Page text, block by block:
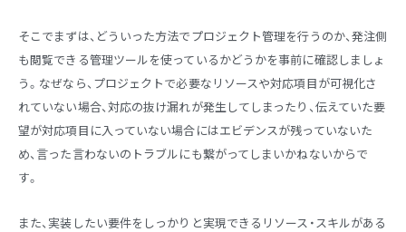
そこでまずは、どういった方法でプロジェクト管理を行うのか、発注側
も閲覧できる管理ツールを使っているかどうかを事前に確認しましょ
う。なぜなら、プロジェクトで必要なリソースや対応項目が可視化さ
れていない場合、対応の抜け漏れが発生してしまったり、伝えていた要
望が対応項目に入っていない場合にはエビデンスが残っていないた
め、言った言わないのトラブルにも繋がってしまいかねないからで
す。
また、実装したい要件をしっかりと実現できるリソース・スキルがある